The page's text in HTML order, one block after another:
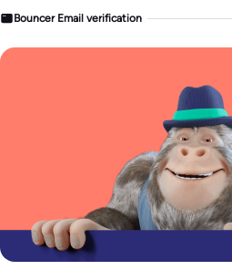
Bouncer Email verification